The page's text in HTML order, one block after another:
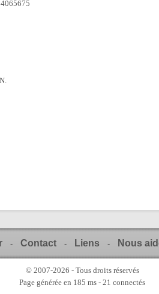
- Contact - Liens - Nous
© 2007-2026 - Tous droits réservés
Page générée en 185 ms - 21 connectés